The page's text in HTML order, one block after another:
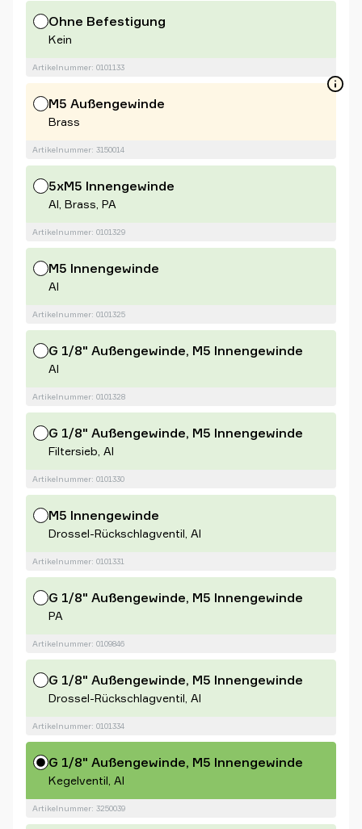
Ohne Befestigung
Kein
Artikelnummer: 0101133
M5 Außengewinde
Brass
Artikelnummer: 3150014
5xM5 Innengewinde
Al, Brass, PA
Artikelnummer: 0101329
M5 Innengewinde
Al
Artikelnummer: 0101325
G 1/8" Außengewinde, M5 Innengewinde
Al
Artikelnummer: 0101328
G 1/8" Außengewinde, M5 Innengewinde
Filtersieb, Al
Artikelnummer: 0101330
M5 Innengewinde
Drossel-Rückschlagventil, Al
Artikelnummer: 0101331
G 1/8" Außengewinde, M5 Innengewinde
PA
Artikelnummer: 0109846
G 1/8" Außengewinde, M5 Innengewinde
Drossel-Rückschlagventil, Al
Artikelnummer: 0101334
G 1/8" Außengewinde, M5 Innengewinde
Kegelventil, Al
Artikelnummer: 3250039